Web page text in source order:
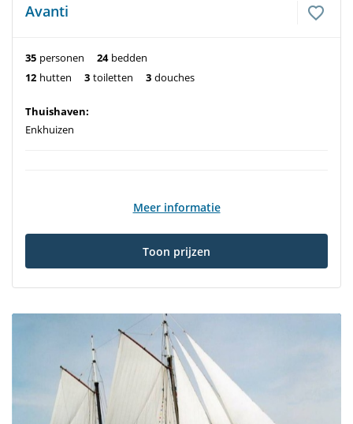
Avanti
35 personen 24 bedden
12 hutten 3 toiletten 3 douches
Thuishaven:
Enkhuizen
Meer informatie
Toon prijzen